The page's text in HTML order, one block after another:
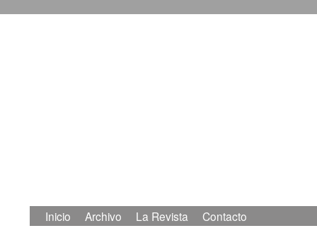
Saltar
Inicio Archivo La Revista Contacto